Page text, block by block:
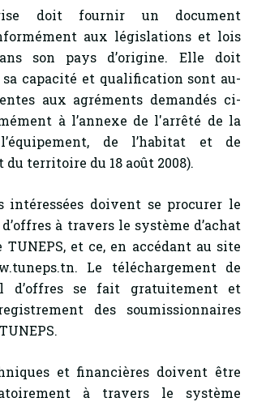
doit fournir un document
aux législations et lois
son pays d’origine. Elle doit
capacité et qualification sont au-
aux agréments demandés ci-
à l’annexe de l'arrêté de la
de l’habitat et de
territoire du 18 août 2008).
intéressées doivent se procurer le
d’offres à travers le système d’achat
et ce, en accédant au site
Le téléchargement de
d’offres se fait gratuitement et
des soumissionnaires
et financières doivent être
à travers le système